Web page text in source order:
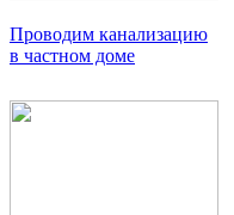
Проводим канализацию
в частном доме